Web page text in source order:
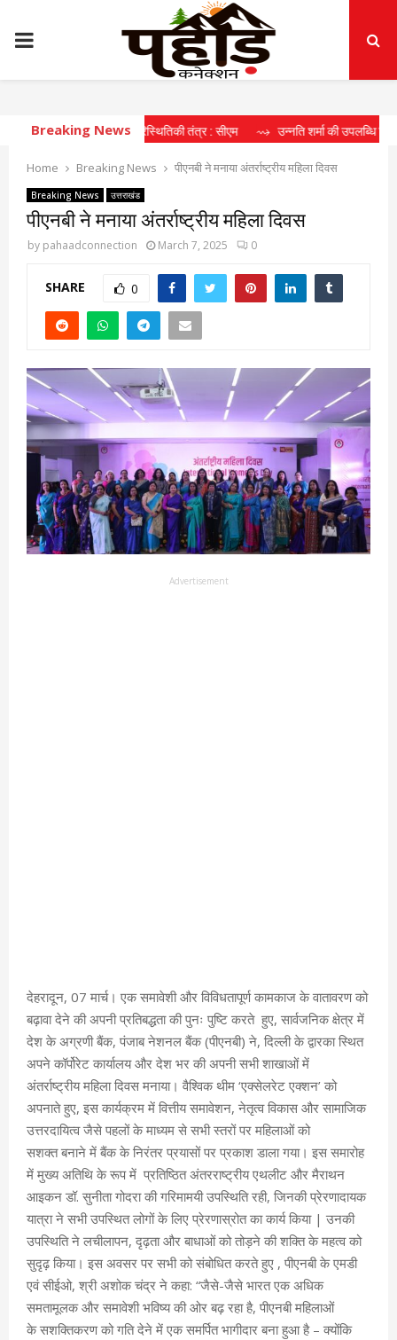
PRIMARY
MENU
Breaking News
खेल पारिस्थितिकी तंत्र : सीएम ⇝ उन्नति शर्मा की उपलब्धि खिलाड़ियों के लिए
Home Breaking News पीएनबी ने मनाया अंतर्राष्ट्रीय महिला दिवस
Breaking News उत्तराखंड
पीएनबी ने मनाया अंतर्राष्ट्रीय महिला दिवस
by pahaadconnection March 7, 2025 0
SHARE 0
Advertisement
देहरादून, 07 मार्च। एक समावेशी और विविधतापूर्ण कामकाज के वातावरण को
बढ़ावा देने की अपनी प्रतिबद्धता की पुनः पुष्टि करते हुए, सार्वजनिक क्षेत्र में
देश के अग्रणी बैंक, पंजाब नेशनल बैंक (पीएनबी) ने, दिल्ली के द्वारका स्थित
अपने कॉर्पोरेट कार्यालय और देश भर की अपनी सभी शाखाओं में
अंतर्राष्ट्रीय महिला दिवस मनाया। वैश्विक थीम ‘एक्सेलरेट एक्शन’ को
अपनाते हुए, इस कार्यक्रम में वित्तीय समावेशन, नेतृत्व विकास और सामाजिक
उत्तरदायित्व जैसे पहलों के माध्यम से सभी स्तरों पर महिलाओं को
सशक्त बनाने में बैंक के निरंतर प्रयासों पर प्रकाश डाला गया। इस समारोह
में मुख्य अतिथि के रूप में प्रतिष्ठित अंतरराष्ट्रीय एथलीट और मैराथन
आइकन डॉ. सुनीता गोदरा की गरिमामयी उपस्थिति रही, जिनकी प्रेरणादायक
यात्रा ने सभी उपस्थित लोगों के लिए प्रेरणास्रोत का कार्य किया | उनकी
उपस्थिति ने लचीलापन, दृढ़ता और बाधाओं को तोड़ने की शक्ति के महत्व को
सुदृढ़ किया। इस अवसर पर सभी को संबोधित करते हुए , पीएनबी के एमडी
एवं सीईओ, श्री अशोक चंद्र ने कहा: “जैसे-जैसे भारत एक अधिक
समतामूलक और समावेशी भविष्य की ओर बढ़ रहा है, पीएनबी महिलाओं
के सशक्तिकरण को गति देने में एक समर्पित भागीदार बना हुआ है – क्योंकि